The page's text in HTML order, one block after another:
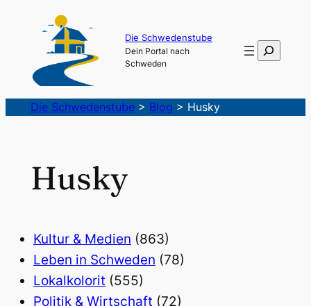
Die Schwedenstube
Dein Portal nach
Schweden
Suchen
Die Schwedenstube> Blog > Husky
Husky
Kultur & Medien (863)
Leben in Schweden (78)
Lokalkolorit (555)
Politik & Wirtschaft (72)